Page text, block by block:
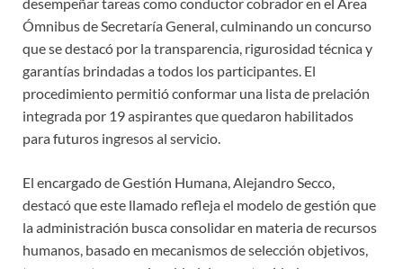
Ómnibus de Secretaría General, culminando un concurso
que se destacó por la transparencia, rigurosidad técnica y
garantías brindadas a todos los participantes. El
procedimiento permitió conformar una lista de prelación
integrada por 19 aspirantes que quedaron habilitados
para futuros ingresos al servicio.
El encargado de Gestión Humana, Alejandro Secco,
destacó que este llamado refleja el modelo de gestión que
la administración busca consolidar en materia de recursos
humanos, basado en mecanismos de selección objetivos,